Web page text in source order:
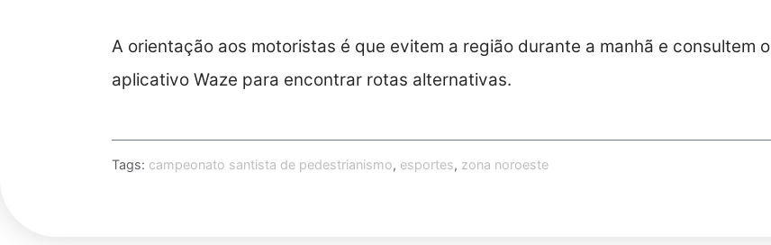
A orientação aos motoristas é que evitem a região durante a manhã e consultem o
aplicativo Waze para encontrar rotas alternativas.
Tags: campeonato santista de pedestrianismo, esportes, zona noroeste